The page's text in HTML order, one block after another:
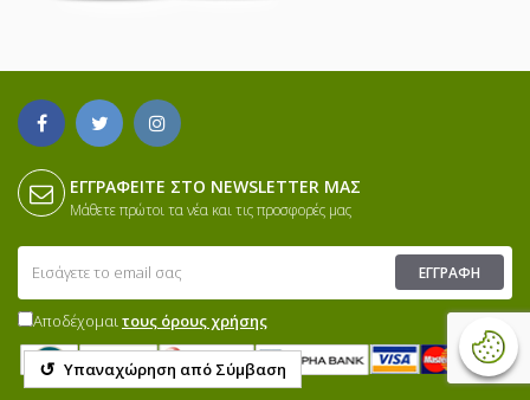
↺ Υπαναχώρηση από Σύμβαση
ΕΓΓΡΑΦΕΊΤΕ ΣΤΟ NEWSLETTER ΜΑΣ
Μάθετε πρώτοι τα νέα και τις προσφορές μας
ΕΓΓΡΑΦΉ
Αποδέχομαιτους όρους χρήσης